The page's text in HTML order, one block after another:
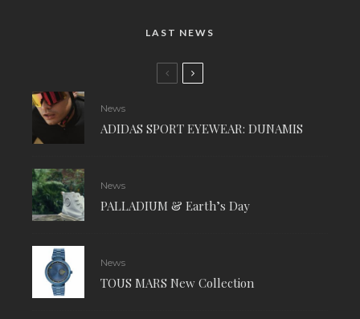
LAST NEWS
News
ADIDAS SPORT EYEWEAR: DUNAMIS
News
PALLADIUM & Earth’s Day
News
TOUS MARS New Collection